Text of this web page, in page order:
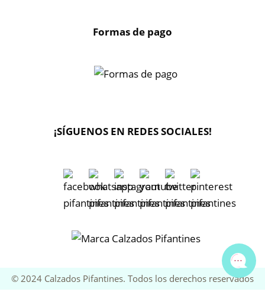
Formas de pago
¡SÍGUENOS EN REDES SOCIALES!
© 2024 Calzados Pifantines. Todos los derechos reservados
📧 Enviar mensaje